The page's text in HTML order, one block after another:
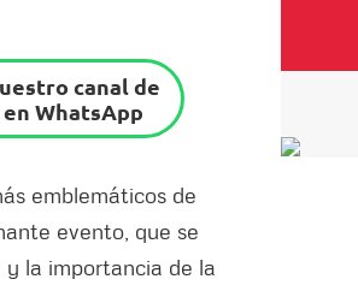
canal de
WhatsApp
emblemáticos de
evento, que se
la importancia de la